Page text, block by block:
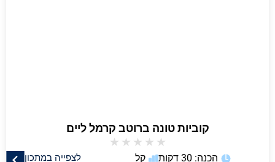
קוביות טונה ברוטב קרמל ליים
★
★
★
★
★
לצפייה במתכון הכנה: 30 דקות קל